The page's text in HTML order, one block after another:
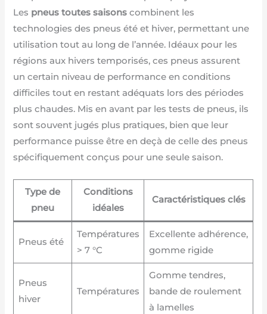
Les pneus toutes saisons combinent les
technologies des pneus été et hiver, permettant une
utilisation tout au long de l’année. Idéaux pour les
régions aux hivers temporisés, ces pneus assurent
un certain niveau de performance en conditions
difficiles tout en restant adéquats lors des périodes
plus chaudes. Mis en avant par les tests de pneus, ils
sont souvent jugés plus pratiques, bien que leur
performance puisse être en deçà de celle des pneus
spécifiquement conçus pour une seule saison.
Type de
pneu
Conditions
idéales
Caractéristiques clés
Pneus été
Températures
> 7 °C
Excellente adhérence,
gomme rigide
Pneus
hiver
Températures
Gomme tendres,
bande de roulement
à lamelles